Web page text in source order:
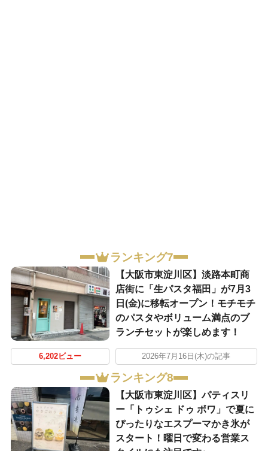
ランキング7
【大阪市東淀川区】淡路本町商
店街に「生パスタ福田」が7月3
日(金)に移転オープン！モチモチ
のパスタやボリューム満点のブ
ランチセットが楽しめます！
6,202ビュー 2026年7月16日(木)の記事
ランキング8
【大阪市東淀川区】パティスリ
ー「トゥシェ ドゥ ボワ」で夏に
ぴったりなエスプーマかき氷が
スタート！曜日で変わる営業ス